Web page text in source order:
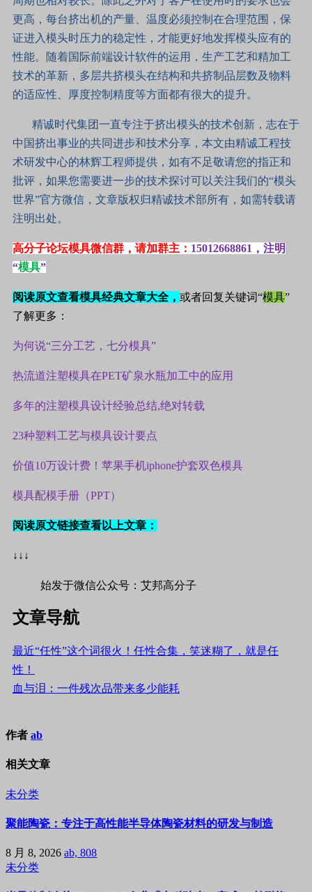
更高，每台挤出机的产量、温度必须控制在合理范围，保
证进入模头时压力的稳定性，才能更好地发挥模头应有的
性能。随着国际前端设计软件的运用，生产工艺和精加工
技术的革新，多层共挤模头在结构和共挤制品层数及物料
的适应性、厚度控制精度等方面都有很大的提升。
精诚时代集团一直专注于挤出模头的技术创新，志在于
中国挤出事业的共同进步和技术分享，本文由精诚工程技
术研发中心的林辉工程师提供，如有不足敬请您的指正和
批评，如果您需要进一步的技术探讨可以关注我们的“模头
世界”官方微信，文章版权归精诚技术部所有，如需转载请
注明出处。
高分子论坛模具微信群，请加群主： 15012668861，注明
“模具”
阅读原文查看模具经典文章大全， 或者回复关键词“模具”
了解更多：
为何说“三分工艺，七分模具”
热流道注塑模具在PET矿泉水瓶加工中的应用
多年的注塑模具设计经验总结,绝对转载
23种塑料工艺与模具设计要点
价值10万设计费！苹果手机iphone护套双色模具
模具配模手册（PPT）
阅读原文链接查看以上文章：
↓↓↓
始发于微信公众号：艾邦高分子
文章导航
最近“任性”这个词很火！任性合集，笑迷糊了，就是任
性！
血与泪：一件残次品带来多少能耗
作者 ab
相关文章
未分类
聚能陶瓷：专注于高性能半导体陶瓷材料的研发与制造
8 月 8, 2026 ab, 808
未分类